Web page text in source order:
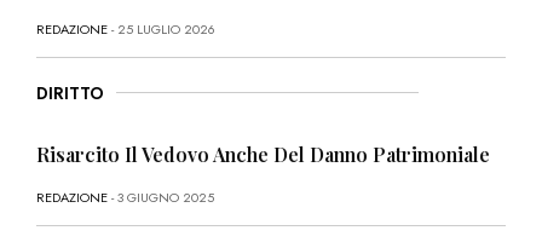
REDAZIONE- 25 LUGLIO 2026
DIRITTO
Risarcito Il Vedovo Anche Del Danno Patrimoniale
REDAZIONE- 3 GIUGNO 2025